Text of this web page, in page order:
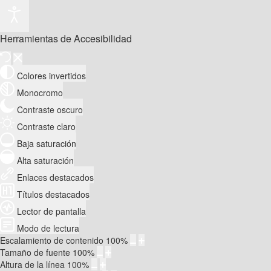
Herramientas de Accesibilidad
Colores invertidos
Monocromo
Contraste oscuro
Contraste claro
Baja saturación
Alta saturación
Enlaces destacados
Títulos destacados
Lector de pantalla
Modo de lectura
Escalamiento de contenido 100%
Tamaño de fuente 100%
Altura de la línea 100%